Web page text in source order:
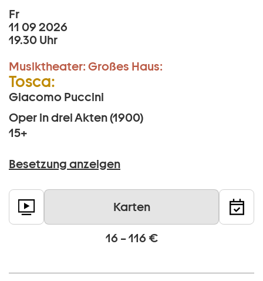
Fr
11 09 2026
19.30 Uhr
Musiktheater: Großes Haus:
Tosca:
Giacomo Puccini
Oper in drei Akten (1900)
15+
Besetzung anzeigen
Karten
16 – 116 €